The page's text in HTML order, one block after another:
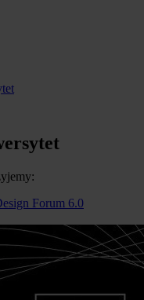
Forum 6.0